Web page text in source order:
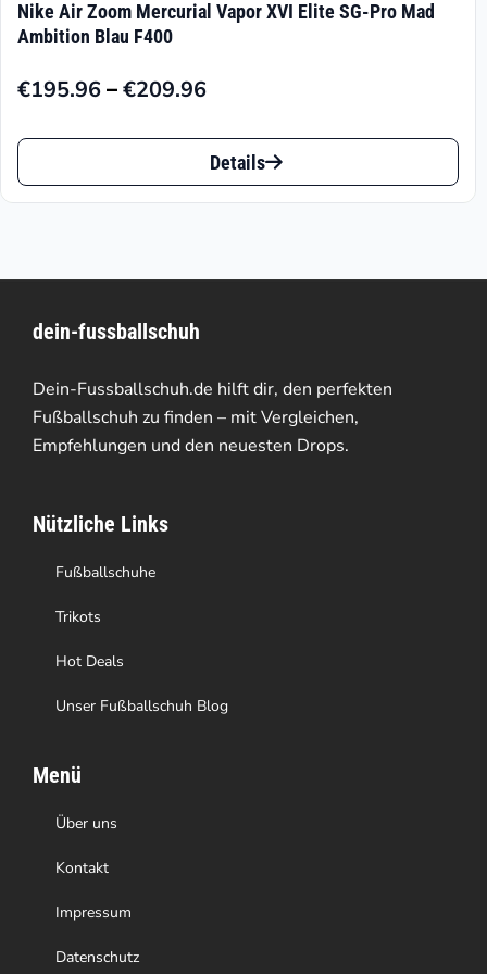
Nike Air Zoom Mercurial Vapor XVI Elite SG-Pro Mad
Ambition Blau F400
€195.96–€209.96
Preisspanne:
€195.96
€209.96
Dieses
Produkt
auf.
Die
Optionen
können
der
Produktseite
gewählt
werden
Details
dein-fussballschuh
Dein-Fussballschuh.de hilft dir, den perfekten
Fußballschuh zu finden – mit Vergleichen,
Empfehlungen und den neuesten Drops.
Nützliche Links
Fußballschuhe
Trikots
Hot Deals
Unser Fußballschuh Blog
Menü
Über uns
Kontakt
Impressum
Datenschutz